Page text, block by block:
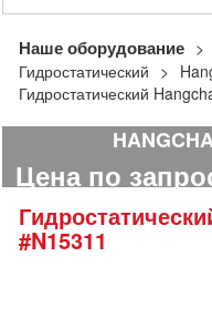
Наше оборудование
Гидростатический
Гидростатический
Цена по
#N15311